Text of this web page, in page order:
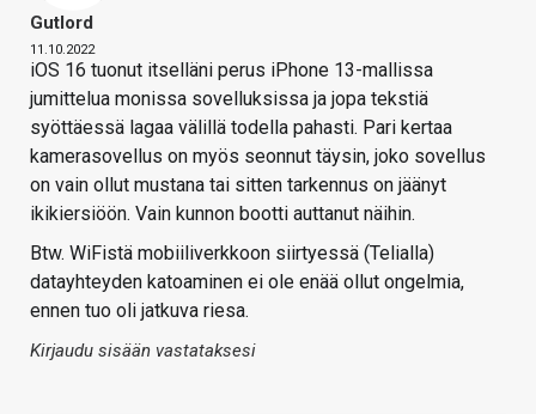
Gutlord
11.10.2022
iOS 16 tuonut itselläni perus iPhone 13-mallissa
jumittelua monissa sovelluksissa ja jopa tekstiä
syöttäessä lagaa välillä todella pahasti. Pari kertaa
kamerasovellus on myös seonnut täysin, joko sovellus
on vain ollut mustana tai sitten tarkennus on jäänyt
ikikiersiöön. Vain kunnon bootti auttanut näihin.
Btw. WiFistä mobiiliverkkoon siirtyessä (Telialla)
datayhteyden katoaminen ei ole enää ollut ongelmia,
ennen tuo oli jatkuva riesa.
Kirjaudu sisään vastataksesi